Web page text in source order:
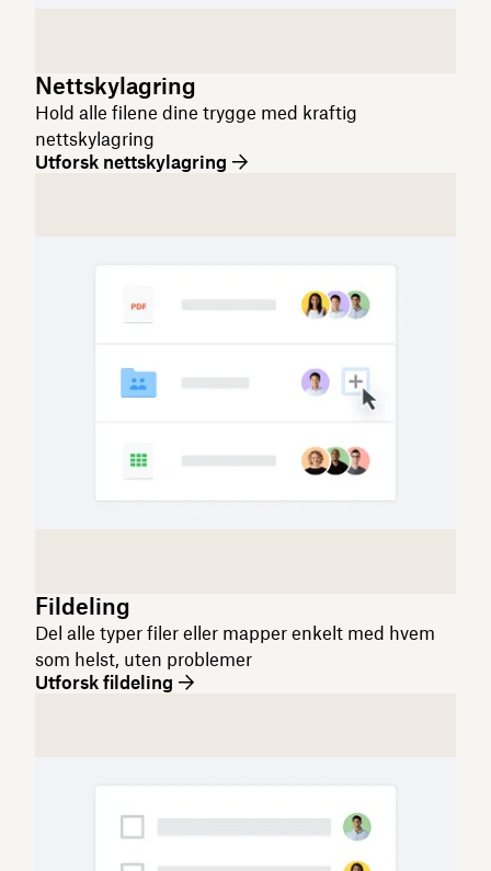
Nettskylagring
Hold alle filene dine trygge med kraftig
nettskylagring
Utforsk nettskylagring
Fildeling
Del alle typer filer eller mapper enkelt med hvem
som helst, uten problemer
Utforsk fildeling